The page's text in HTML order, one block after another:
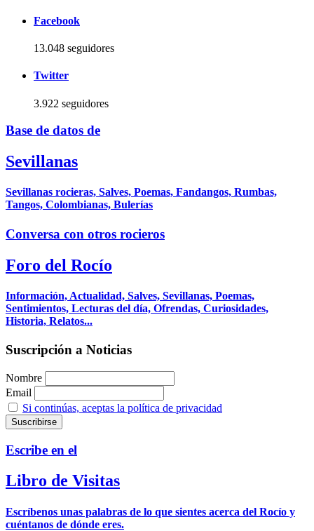
Facebook
13.048 seguidores
Twitter
3.922 seguidores
Base de datos de
Sevillanas
Sevillanas rocieras, Salves, Poemas, Fandangos, Rumbas,
Tangos, Colombianas, Bulerías
Conversa con otros rocieros
Foro del Rocío
Información, Actualidad, Salves, Sevillanas, Poemas,
Sentimientos, Lecturas del día, Ofrendas, Curiosidades,
Historia, Relatos...
Suscripción a Noticias
Nombre
Email
Si continúas, aceptas la política de privacidad
Escribe en el
Libro de Visitas
Escríbenos unas palabras de lo que sientes acerca del Rocío y
cuéntanos de dónde eres.